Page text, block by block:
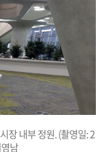
장 내부 정원. (촬영일: 2
남